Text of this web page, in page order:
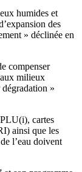
humides et
des
» déclinée en
compenser
milieux
»
cartes
ainsi que les
l’eau doivent